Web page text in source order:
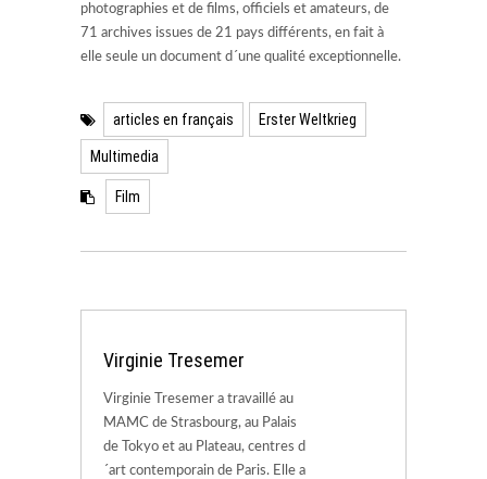
photographies et de films, officiels et amateurs, de
71 archives issues de 21 pays différents, en fait à
elle seule un document d´une qualité exceptionnelle.
articles en français Erster Weltkrieg
Multimedia
Film
Virginie Tresemer
Virginie Tresemer a travaillé au
MAMC de Strasbourg, au Palais
de Tokyo et au Plateau, centres d
´art contemporain de Paris. Elle a